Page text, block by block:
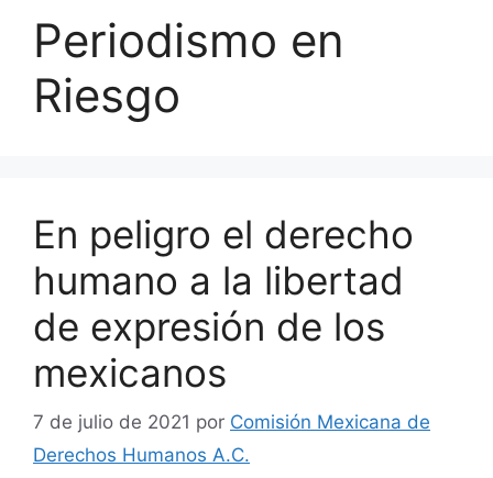
Periodismo en
Riesgo
En peligro el derecho
humano a la libertad
de expresión de los
mexicanos
7 de julio de 2021 por Comisión Mexicana de
Derechos Humanos A.C.